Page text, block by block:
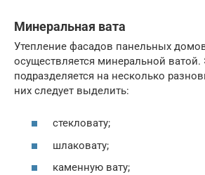
Минеральная вата
Утепление фасадов панельных
осуществляется минеральной ватой.
подразделяется на несколько
них следует выделить:
стекловату;
шлаковату;
каменную вату;